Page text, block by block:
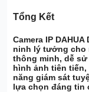
Tổng Kết
Camera IP
ninh lý tưởng cho
thông minh, dễ
hình ảnh tiên
năng giám sát
lựa chọn đáng tin